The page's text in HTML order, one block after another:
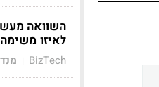
לאיזו
BizTech
|